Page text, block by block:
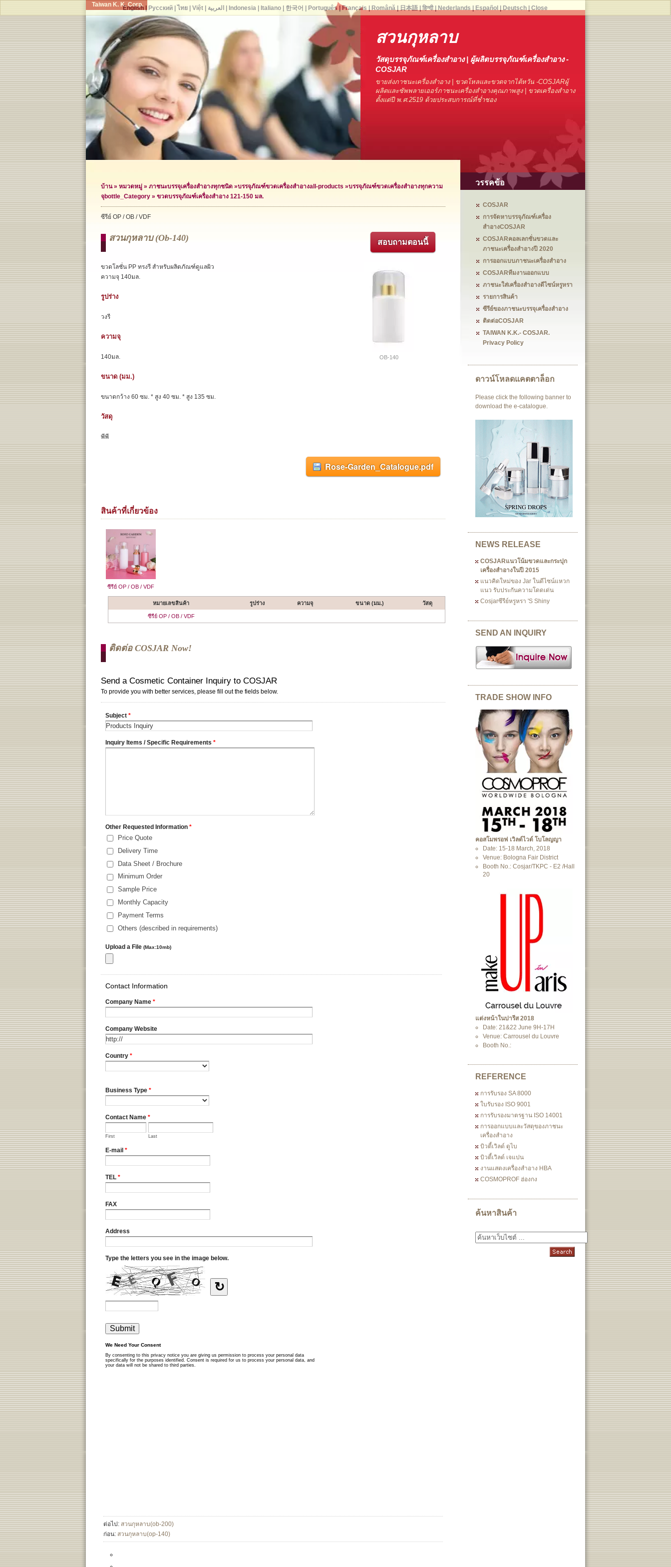
Taiwan K. K. Corp.
สวนกุหลาบ
วัสดุบรรจุภัณฑ์เครื่องสำอาง | ผู้ผลิตบรรจุภัณฑ์เครื่องสำอาง -
COSJAR
ขายส่งภาชนะเครื่องสำอาง | ขวดโหลและขวดจากไต้หวัน -COSJARผู้
ผลิตและซัพพลายเออร์ภาชนะเครื่องสำอางคุณภาพสูง | ขวดเครื่องสำอาง
ตั้งแต่ปี พ.ศ.2519 ด้วยประสบการณ์ที่ช่ำชอง
บ้าน» หมวดหมู่ » ภาชนะบรรจุเครื่องสำอางทุกชนิด »บรรจุภัณฑ์ขวดเครื่องสำอางall-products »บรรจุภัณฑ์ขวดเครื่องสำอางทุกความ
จุbottle_Category » ขวดบรรจุภัณฑ์เครื่องสำอาง 121-150 มล.
ซีรีย์ OP / OB / VDF
สอบถามตอนนี้
สวนกุหลาบ (ob-140)
OB-140
ขวดโลชั่น PP ทรงรี สำหรับผลิตภัณฑ์ดูแลผิว
ความจุ 140มล.
รูปร่าง
วงรี
ความจุ
140มล.
ขนาด (มม.)
ขนาดกว้าง 60 ซม. * สูง 40 ซม. * สูง 135 ซม.
วัสดุ
พีพี
Rose-Garden_Catalogue.pdf
สินค้าที่เกี่ยวข้อง
ซีรีย์ OP / OB / VDF
หมายเลขสินค้า รูปร่าง ความจุ ขนาด (มม.) วัสดุ
ซีรีย์ OP / OB / VDF
ติดต่อ COSJAR Now!
ต่อไป: สวนกุหลาบ(ob-200)
ก่อน: สวนกุหลาบ(op-140)
วรรคข้อ
COSJAR
การจัดหาบรรจุภัณฑ์เครื่อง
สำอางCOSJAR
COSJARคอลเลกชั่นขวดและ
ภาชนะเครื่องสำอางปี 2020
การออกแบบภาชนะเครื่องสำอาง
COSJARทีมงานออกแบบ
ภาชนะใส่เครื่องสำอางดีไซน์หรูหรา
รายการสินค้า
ซีรีย์ของภาชนะบรรจุเครื่องสำอาง
ติดต่อCOSJAR
TAIWAN K.K.- COSJAR.
Privacy Policy
ดาวน์โหลดแคตตาล็อก
Please click the following banner to
download the e-catalogue.
NEWS RELEASE
COSJARแนวโน้มขวดและกระปุก
เครื่องสำอางในปี 2015
แนวคิดใหม่ของ Jar ในดีไซน์แหวก
แนว รับประกันความโดดเด่น
Cosjarซีรีย์หรูหรา 's Shiny
SEND AN INQUIRY
TRADE SHOW INFO
คอสโมพรอฟ เวิลด์ไวด์ โบโลญญา
Date: 15-18 March, 2018
Venue: Bologna Fair District
Booth No.: Cosjar/TKPC - E2 /Hall
20
แต่งหน้าในปารีส 2018
Date: 21&22 June 9H-17H
Venue: Carrousel du Louvre
Booth No.:
REFERENCE
การรับรอง SA 8000
ใบรับรอง ISO 9001
การรับรองมาตรฐาน ISO 14001
การออกแบบและวัสดุของภาชนะ
เครื่องสำอาง
บิวตี้เวิลด์ ดูไบ
บิวตี้เวิลด์ เจแปน
งานแสดงเครื่องสำอาง HBA
COSMOPROF ฮ่องกง
ค้นหาสินค้า
English| Русский| ไทย| Việt| العربية Indonesia| Italiano| 한국어 Português Français Română| 日本語| हिन्दी| Nederlands Español Deutsch| Close